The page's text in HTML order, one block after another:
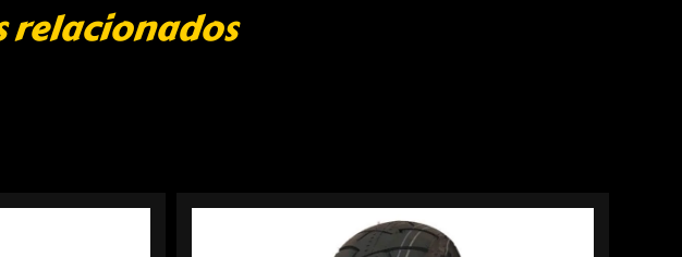
relacionados